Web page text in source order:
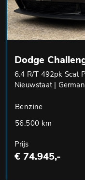
Dodge
6.4 R/T 492pk Scat
Nieuwstaat |
Benzine
56.500 km
Prijs
€ 74.945,-